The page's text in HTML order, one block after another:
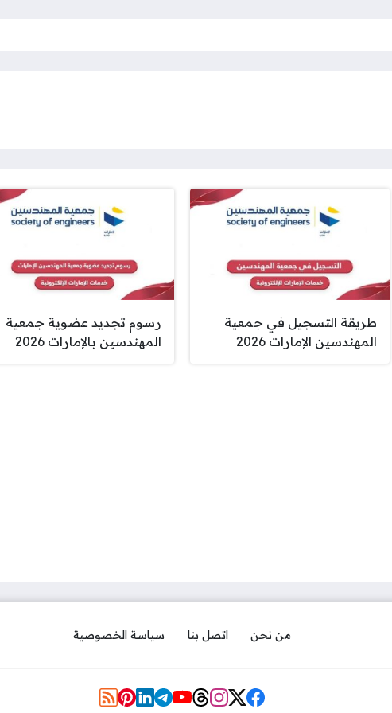
طريقة التسجيل في جمعية
المهندسين الإمارات 2026
رسوم تجديد عضوية جمعية
المهندسين بالإمارات 2026
من نحن اتصل بنا سياسة الخصوصية
مواقع التواصل